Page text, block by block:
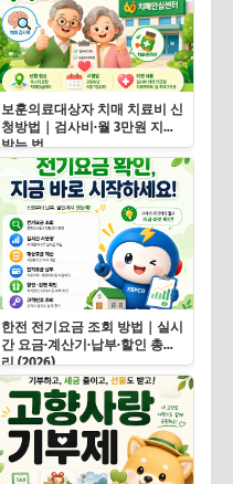
보훈의료대상자 치매 치료비 신
청방법｜검사비·월 3만원 지원
받는 법
한전 전기요금 조회 방법｜실시
간 요금·계산기·납부·할인 총정
리 (2026)